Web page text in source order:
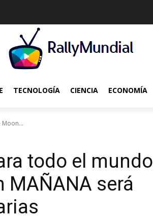
TECNOLOGÍA CIENCIA ECONOMÍA
todo el mundo
MAÑANA será